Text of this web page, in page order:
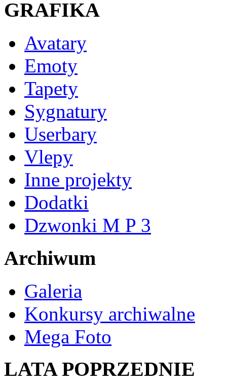
GRAFIKA
Avatary
Emoty
Tapety
Sygnatury
Userbary
Vlepy
Inne projekty
Dodatki
Dzwonki M P 3
Archiwum
Galeria
Konkursy archiwalne
Mega Foto
LATA POPRZEDNIE